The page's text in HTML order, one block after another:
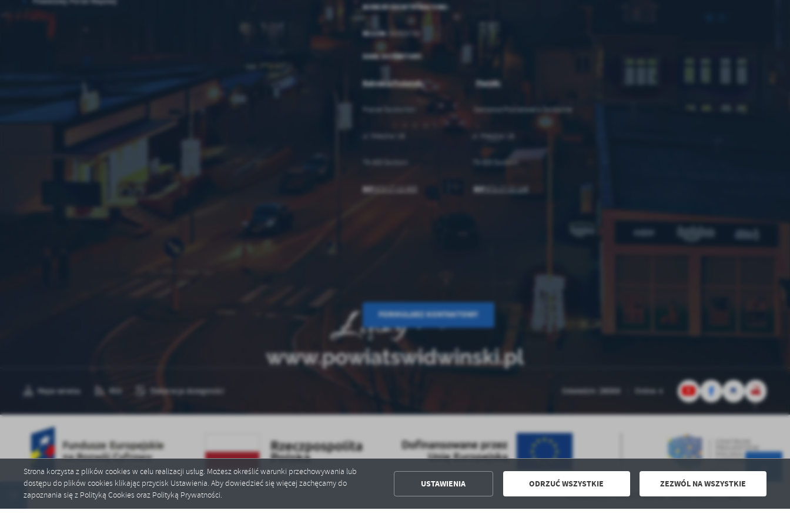
Strona korzysta z plików cookies w celu realizacji usług. Możesz określić warunki przechowywania lub
dostępu do plików cookies klikając przycisk Ustawienia. Aby dowiedzieć się więcej zachęcamy do
zapoznania się z Polityką Cookies oraz Polityką Prywatności.
USTAWIENIA ODRZUĆ WSZYSTKIE ZEZWÓL NA WSZYSTKIE
NUMERY IDENTYFIKACYJNE:
REGON:
DANE DO FAKTURY:
Nabywca/Podatnik: Płatnik:
Starostwo Powiatowe w Świdwinie
NIP NIP 672-17-22-146
FORMULARZ KONTAKTOWY
Mapa serwisu Deklaracja dostępności Odwiedzin: 286959 Online: 4
Copyright by powiatswidwinski.pl Powered by2ClickPortal® - Portale nowej generacji
DO GÓRY
Nieodpłatna Pomoc Prawna - Zapisz się na poradę !